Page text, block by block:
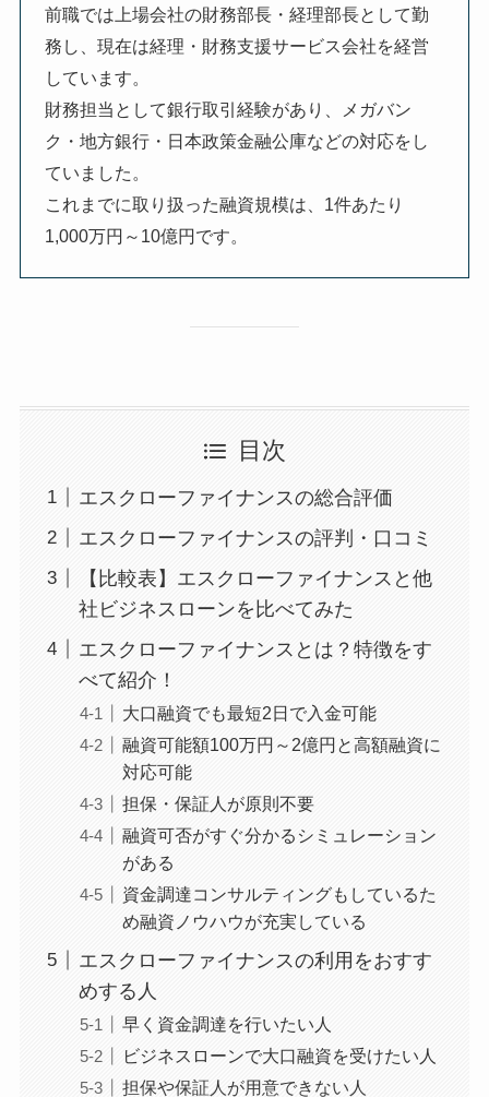
前職では上場会社の財務部長・経理部長として勤
務し、現在は経理・財務支援サービス会社を経営
しています。
財務担当として銀行取引経験があり、メガバン
ク・地方銀行・日本政策金融公庫などの対応をし
ていました。
これまでに取り扱った融資規模は、1件あたり
1,000万円～10億円です。
目次
エスクローファイナンスの総合評価
エスクローファイナンスの評判・口コミ
【比較表】エスクローファイナンスと他
社ビジネスローンを比べてみた
エスクローファイナンスとは？特徴をす
べて紹介！
大口融資でも最短2日で入金可能
融資可能額100万円～2億円と高額融資に
対応可能
担保・保証人が原則不要
融資可否がすぐ分かるシミュレーション
がある
資金調達コンサルティングもしているた
め融資ノウハウが充実している
エスクローファイナンスの利用をおすす
めする人
早く資金調達を行いたい人
ビジネスローンで大口融資を受けたい人
担保や保証人が用意できない人